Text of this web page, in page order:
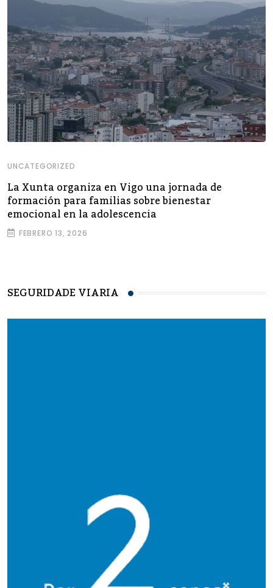
UNCATEGORIZED
La Xunta organiza en Vigo una jornada de
formación para familias sobre bienestar
emocional en la adolescencia
FEBRERO 13, 2026
SEGURIDADE VIARIA